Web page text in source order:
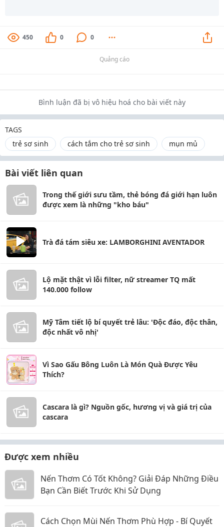
450 0 0
Quảng cáo
Bình luận đã bị vô hiệu hoá cho bài viết này
TAGS
trẻ sơ sinh
cách tắm cho trẻ sơ sinh mụn mủ
Bài viết liên quan
Trong thế giới sưu tầm, thẻ bóng đá giới hạn luôn
được xem là những "kho báu"
Trà đá tám siêu xe: LAMBORGHINI AVENTADOR
Lộ mặt thật vì lỗi filter, nữ streamer TQ mất
140.000 follow
Mỹ Tâm tiết lộ bí quyết trẻ lâu: 'Độc đáo, độc thân,
độc nhất vô nhị'
Vì Sao Gấu Bông Luôn Là Món Quà Được Yêu
Thích?
Cascara là gì? Nguồn gốc, hương vị và giá trị của
cascara
Được xem nhiều
Nến Thơm Có Tốt Không? Giải Đáp Những Điều
Bạn Cần Biết Trước Khi Sử Dụng
Cách Chọn Mùi Nến Thơm Phù Hợp - Bí Quyết